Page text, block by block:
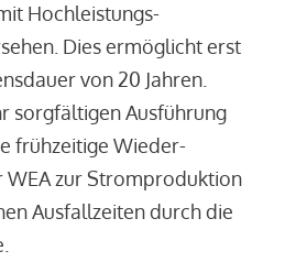
Hochleistungs-
Dies ermöglicht erst
von 20 Jahren.
sorgfältigen Ausführung
frühzeitige Wieder-
zur Stromproduktion
Ausfallzeiten durch die